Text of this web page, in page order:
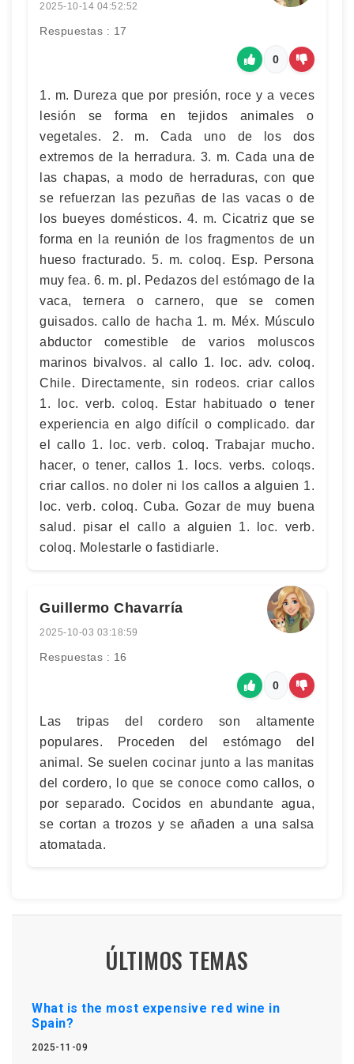
2025-10-14 04:52:52
Respuestas : 17
0
1. m. Dureza que por presión, roce y a veces
lesión se forma en tejidos animales o
vegetales. 2. m. Cada uno de los dos
extremos de la herradura. 3. m. Cada una de
las chapas, a modo de herraduras, con que
se refuerzan las pezuñas de las vacas o de
los bueyes domésticos. 4. m. Cicatriz que se
forma en la reunión de los fragmentos de un
hueso fracturado. 5. m. coloq. Esp. Persona
muy fea. 6. m. pl. Pedazos del estómago de la
vaca, ternera o carnero, que se comen
guisados. callo de hacha 1. m. Méx. Músculo
abductor comestible de varios moluscos
marinos bivalvos. al callo 1. loc. adv. coloq.
Chile. Directamente, sin rodeos. criar callos
1. loc. verb. coloq. Estar habituado o tener
experiencia en algo difícil o complicado. dar
el callo 1. loc. verb. coloq. Trabajar mucho.
hacer, o tener, callos 1. locs. verbs. coloqs.
criar callos. no doler ni los callos a alguien 1.
loc. verb. coloq. Cuba. Gozar de muy buena
salud. pisar el callo a alguien 1. loc. verb.
coloq. Molestarle o fastidiarle.
Guillermo Chavarría
2025-10-03 03:18:59
Respuestas : 16
0
Las tripas del cordero son altamente
populares. Proceden del estómago del
animal. Se suelen cocinar junto a las manitas
del cordero, lo que se conoce como callos, o
por separado. Cocidos en abundante agua,
se cortan a trozos y se añaden a una salsa
atomatada.
ÚLTIMOS TEMAS
What is the most expensive red wine in
Spain?
2025-11-09